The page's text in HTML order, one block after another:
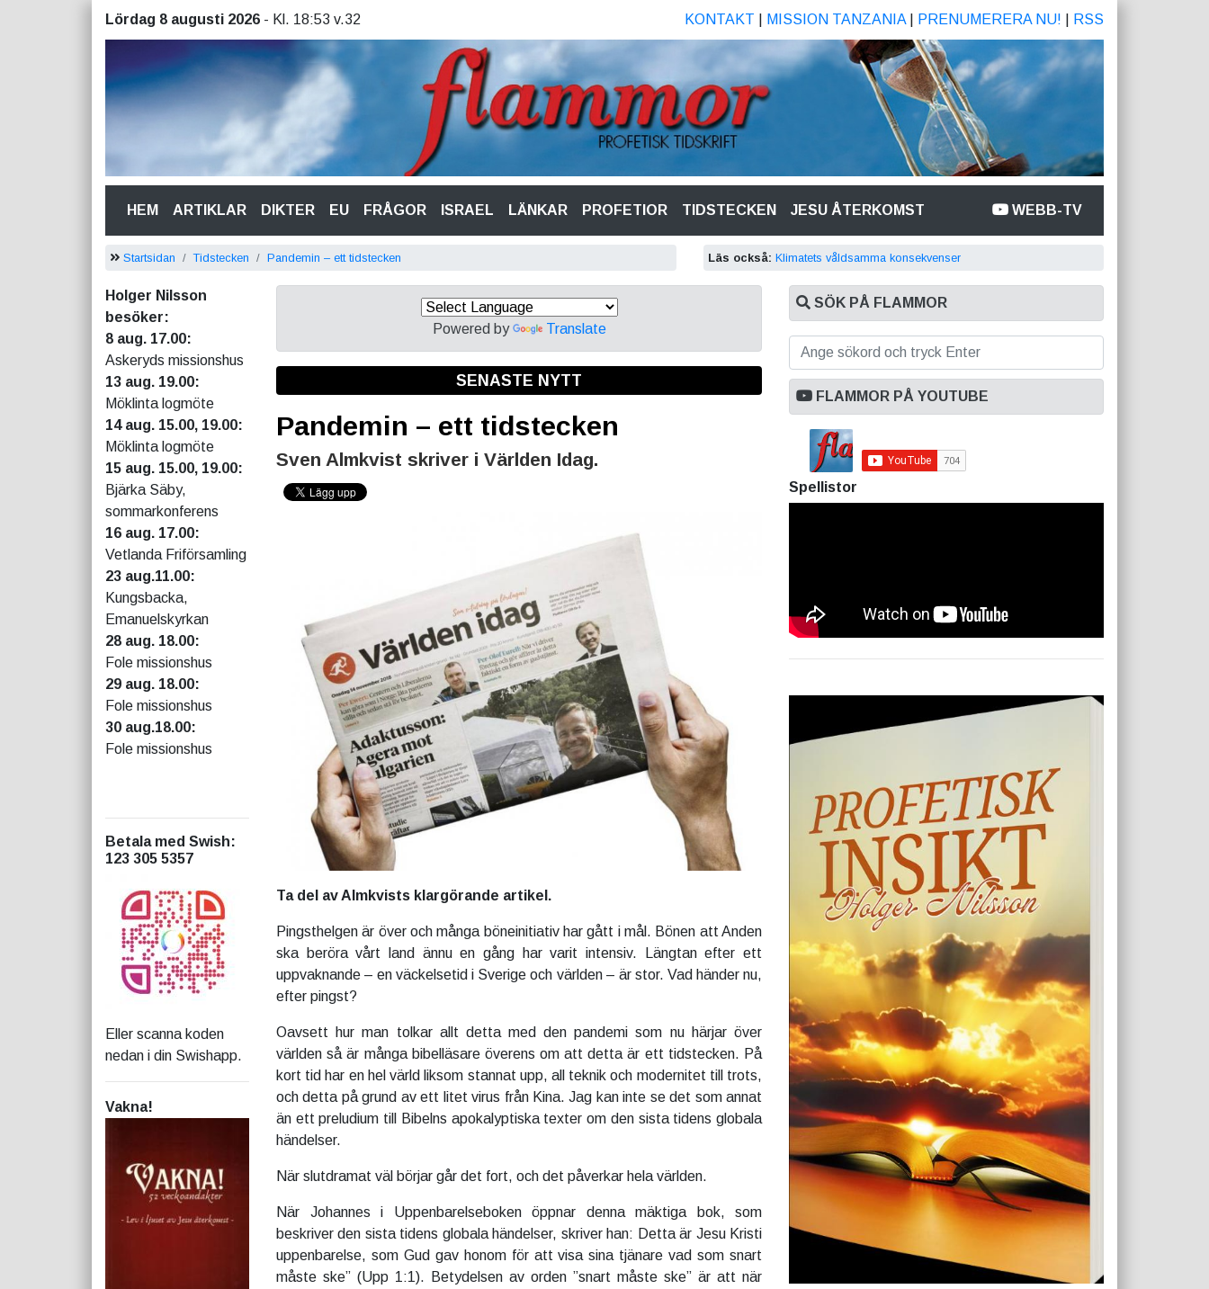
Lördag 8 augusti 2026 - Kl. 18:53 v.32 KONTAKT MISSION TANZANIA| PRENUMERERA NU! RSS
HEM(CURRENT)
ARTIKLAR DIKTER EU FRÅGOR ISRAEL LÄNKAR PROFETIOR TIDSTECKEN JESU ÅTERKOMST WEBB-TV
Startsidan Tidstecken Pandemin – ett tidstecken Läs också: Klimatets våldsamma konsekvenser
Holger Nilsson
besöker:
8 aug. 17.00:
Askeryds missionshus
13 aug. 19.00:
Möklinta logmöte
14 aug. 15.00, 19.00:
Möklinta logmöte
15 aug. 15.00, 19.00:
Bjärka Säby,
sommarkonferens
16 aug. 17.00:
Vetlanda Friförsamling
23 aug.11.00:
Kungsbacka,
Emanuelskyrkan
28 aug. 18.00:
Fole missionshus
29 aug. 18.00:
Fole missionshus
30 aug.18.00:
Fole missionshus
Betala med Swish:
123 305 5357
Eller scanna koden
nedan i din Swishapp.
Vakna!
Powered by Translate
SENASTE NYTT
Pandemin – ett tidstecken
Sven Almkvist skriver i Världen Idag.
Ta del av Almkvists klargörande artikel.
Pingsthelgen är över och många böneinitiativ har gått i mål. Bönen att Anden
ska beröra vårt land ännu en gång har varit intensiv. Längtan efter ett
uppvaknande – en väckelsetid i Sverige och världen – är stor. Vad händer nu,
efter pingst?
Oavsett hur man tolkar allt detta med den pandemi som nu härjar över
världen så är många bibelläsare överens om att detta är ett tidstecken. På
kort tid har en hel värld liksom stannat upp, all teknik och modernitet till trots,
och detta på grund av ett litet virus från Kina. Jag kan inte se det som annat
än ett preludium till Bibelns apokalyptiska texter om den sista tidens globala
händelser.
När slutdramat väl börjar går det fort, och det påverkar hela världen.
När Johannes i
Uppenbarelseboken öppnar denna mäktiga bok, som
beskriver den sista tidens globala händelser, skriver han: Detta är Jesu Kristi
uppenbarelse, som Gud gav honom för att visa sina tjänare vad som snart
måste ske” (Upp 1:1). Betydelsen av orden ”snart måste ske” är att när
SÖK PÅ FLAMMOR
FLAMMOR PÅ YOUTUBE
Spellistor